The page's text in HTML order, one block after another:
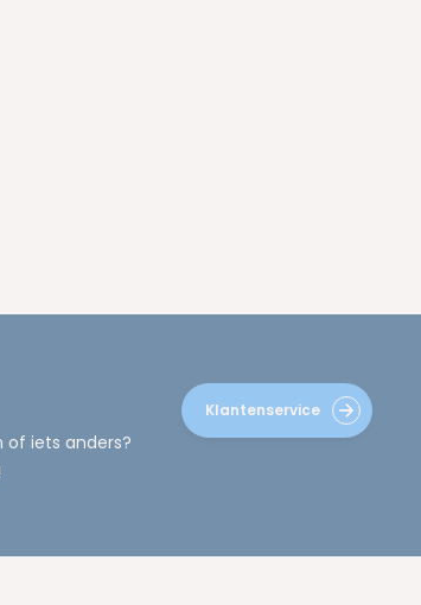
of iets anders?
Klantenservice